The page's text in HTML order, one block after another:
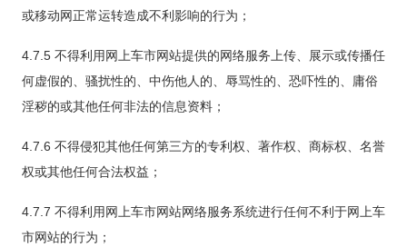
或移动网正常运转造成不利影响的行为；
4.7.5 不得利用网上车市网站提供的网络服务上传、展示或传播任
何虚假的、骚扰性的、中伤他人的、辱骂性的、恐吓性的、庸俗
淫秽的或其他任何非法的信息资料；
4.7.6 不得侵犯其他任何第三方的专利权、著作权、商标权、名誉
权或其他任何合法权益；
4.7.7 不得利用网上车市网站网络服务系统进行任何不利于网上车
市网站的行为；